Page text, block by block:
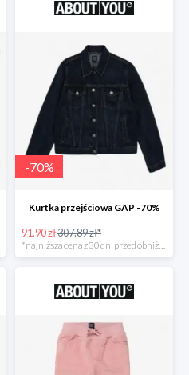
-70%
Kurtka przejściowa GAP -70%
91.90 zł307.89 zł*
*najniższa cena z 30 dni przed obniżką